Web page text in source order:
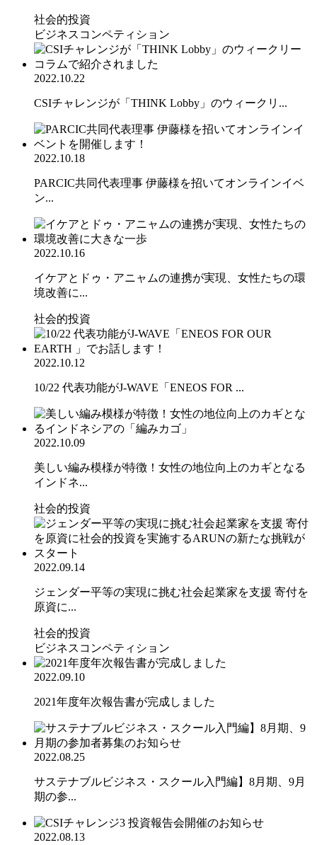
社会的投資
ビジネスコンペティション
2022.10.22
CSIチャレンジが「THINK Lobby」のウィークリ...
2022.10.18
PARCIC共同代表理事 伊藤様を招いてオンラインイベ
ン...
2022.10.16
イケアとドゥ・アニャムの連携が実現、女性たちの環
境改善に...
社会的投資
2022.10.12
10/22 代表功能がJ-WAVE「ENEOS FOR ...
2022.10.09
美しい編み模様が特徴！女性の地位向上のカギとなる
インドネ...
社会的投資
2022.09.14
ジェンダー平等の実現に挑む社会起業家を支援 寄付を
原資に...
社会的投資
ビジネスコンペティション
2022.09.10
2021年度年次報告書が完成しました
2022.08.25
サステナブルビジネス・スクール入門編】8月期、9月
期の参...
2022.08.13